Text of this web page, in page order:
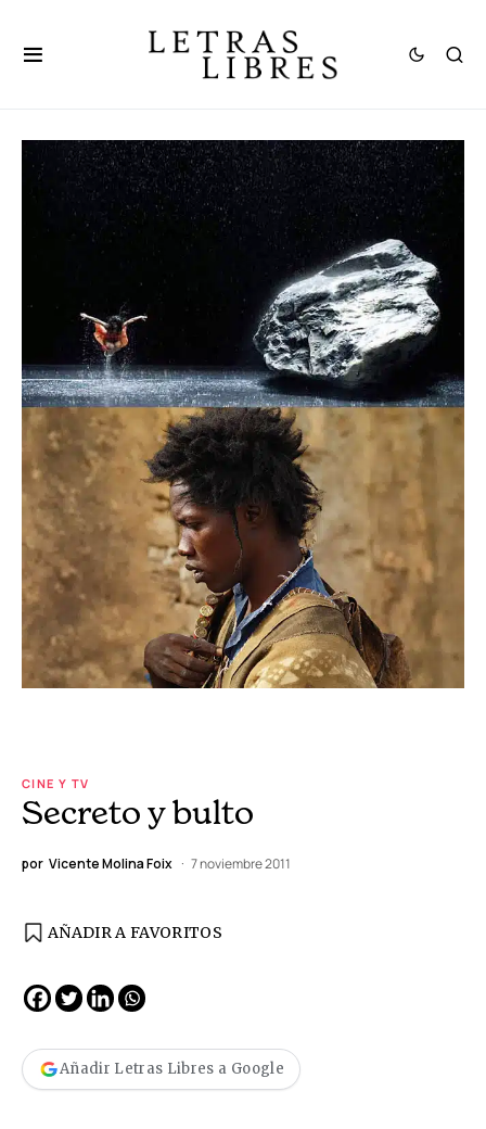
CINE Y TV
Secreto y bulto
por Vicente Molina Foix 7 noviembre 2011
AÑADIR A FAVORITOS
Añadir Letras Libres a Google